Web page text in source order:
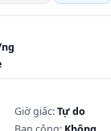
Giờ giấc:Tự do